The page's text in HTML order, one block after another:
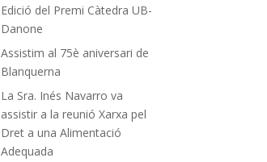
Edició del Premi Càtedra UB-
Danone
Assistim al 75è aniversari de
Blanquerna
La Sra. Inés Navarro va
assistir a la reunió Xarxa pel
Dret a una Alimentació
Adequada